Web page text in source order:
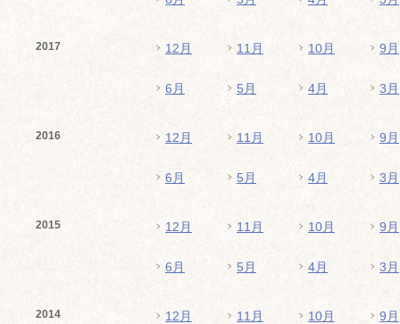
2017 12月 11月 10月 9月
6月 5月 4月 3月
2016 12月 11月 10月 9月
6月 5月 4月 3月
2015 12月 11月 10月 9月
6月 5月 4月 3月
2014 12月 11月 10月 9月